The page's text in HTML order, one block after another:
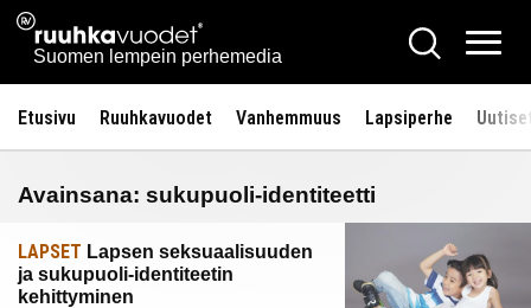
Siirry
sisältöön
Ruuhkavuodet.fi
Suomen lempein perhemedia
Hae
Etusivu Ruuhkavuodet Vanhemmuus Lapsiperhe
Avainsana: sukupuoli-identiteetti
LAPSET Lapsen seksuaalisuuden
ja sukupuoli-identiteetin
kehittyminen